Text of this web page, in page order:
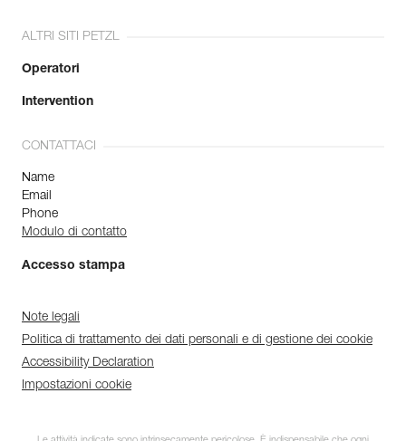
ALTRI SITI PETZL
Operatori
Intervention
CONTATTACI
Name
Email
Phone
Modulo di contatto
Accesso stampa
Note legali
Politica di trattamento dei dati personali e di gestione dei cookie
Accessibility Declaration
Impostazioni cookie